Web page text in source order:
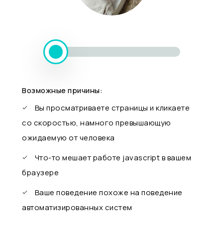
Возможные причины:
Вы просматриваете страницы и кликаете
со скоростью, намного превышающую
ожидаемую от человека
Что-то мешает работе javascript в вашем
браузере
Ваше поведение похоже на поведение
автоматизированных систем